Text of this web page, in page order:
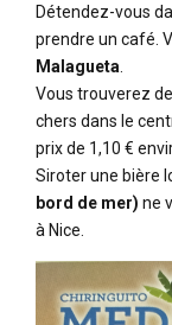
Détendez-vous
prendre un café.
Malagueta
Vous trouverez
chers dans le
prix de 1,10 €
Siroter une bière
bord de mer) ne
à Nice.